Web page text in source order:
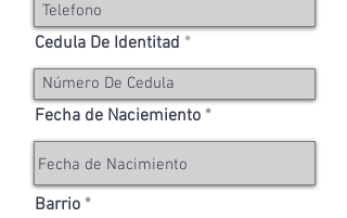
Cedula De Identitad
Fecha de Naciemiento
Barrio